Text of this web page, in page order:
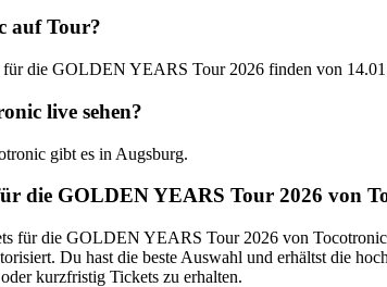
auf Tour?
für die GOLDEN YEARS Tour 2026 finden von
live sehen?
gibt es in Augsburg.
die GOLDEN YEARS Tour 2026 von
für die GOLDEN YEARS Tour 2026 von Tocotronic
Du hast die beste Auswahl und erhältst die
kurzfristig Tickets zu erhalten.